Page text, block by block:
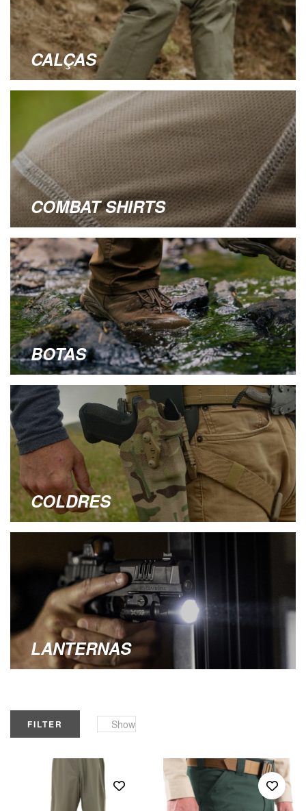
CALÇAS
COMBAT SHIRTS
BOTAS
COLDRES
LANTERNAS
FILTER Show